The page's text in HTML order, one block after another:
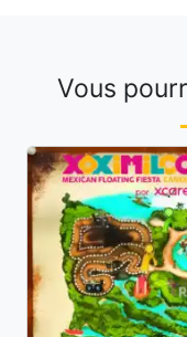
Vous